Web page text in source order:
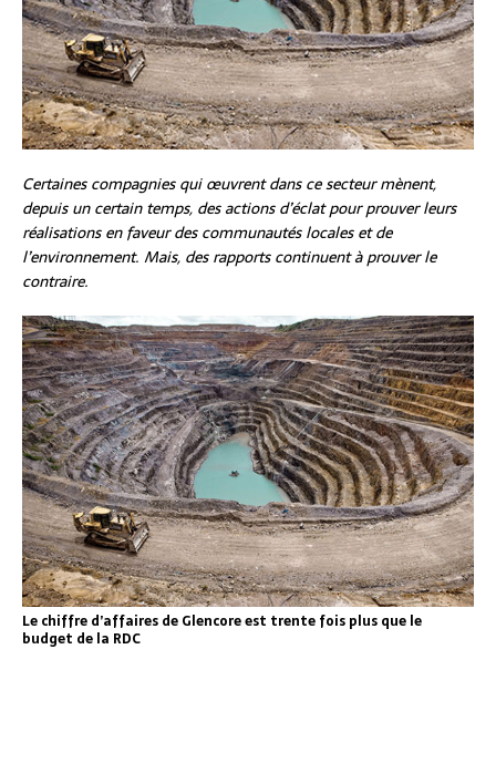
Certaines compagnies qui œuvrent dans ce secteur mènent,
depuis un certain temps, des actions d’éclat pour prouver leurs
réalisations en faveur des communautés locales et de
l’environnement. Mais, des rapports continuent à prouver le
contraire.
Le chiffre d’affaires de Glencore est trente fois plus que le
budget de la RDC